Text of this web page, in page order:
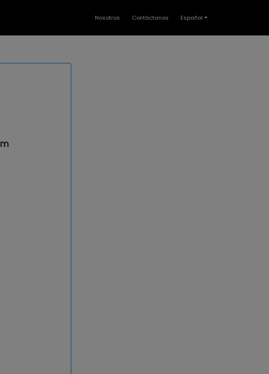
Nosotros Contáctanos Español